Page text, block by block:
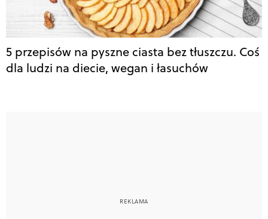
5 przepisów na pyszne ciasta bez tłuszczu. Coś
dla ludzi na diecie, wegan i łasuchów